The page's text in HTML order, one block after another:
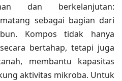
dan berkelanjutan:
sebagai bagian dari
Kompos tidak hanya
bertahap, tetapi juga
membantu kapasitas
aktivitas mikroba. Untuk